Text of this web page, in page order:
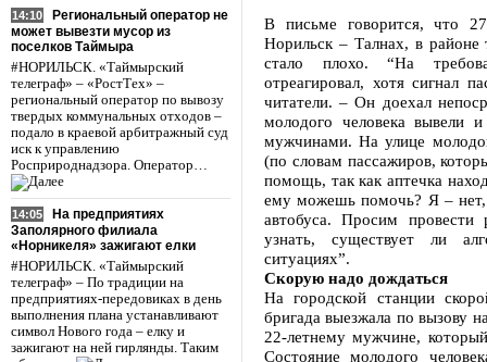
14:10
Региональный оператор не
может вывезти мусор из
поселков Таймыра
#НОРИЛЬСК. «Таймырский
телеграф» – «РостТех» –
региональный оператор по вывозу
твердых коммунальных отходов –
подало в краевой арбитражный суд
иск к управлению
Росприроднадзора. Оператор…
14:05
На предприятиях
Заполярного филиала
«Норникеля» зажигают елки
#НОРИЛЬСК. «Таймырский
телеграф» – По традиции на
предприятиях-передовиках в день
выполнения плана устанавливают
символ Нового года – елку и
зажигают на ней гирлянды. Таким
В письме говорится, что
Норильск – Талнах, в районе
стало плохо. “На
отреагировал, хотя сигнал
читатели. – Он доехал
молодого человека вывели
мужчинами. На улице
(по словам пассажиров,
помощь, так как аптечка
ему можешь помочь? Я – нет,
автобуса. Просим
узнать, существует ли
ситуациях”.
Скорую надо дождаться
На городской станции
бригада выезжала по вызову
22-летнему мужчине,
Состояние молодого